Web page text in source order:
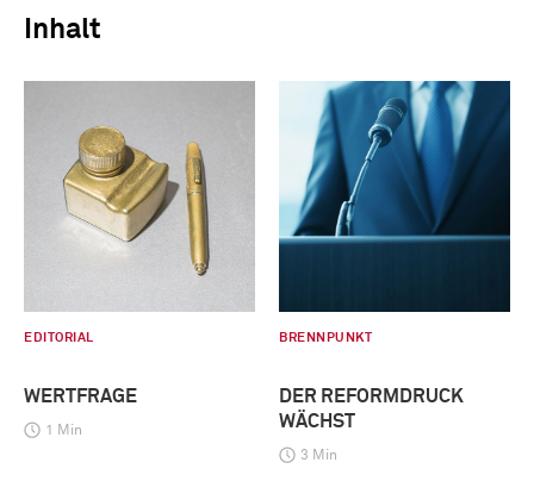
Inhalt
EDITORIAL
WERTFRAGE
1 Min
BRENNPUNKT
DER REFORMDRUCK
WÄCHST
3 Min